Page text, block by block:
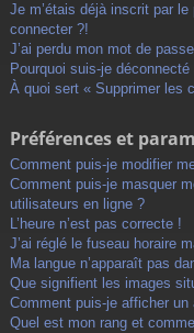
Je m’étais déjà inscrit par
connecter ?!
J’ai perdu mon mot de
Pourquoi suis-je
À quoi sert « Supprimer les
Préférences et
Comment puis-je modifier
Comment puis-je masquer
utilisateurs en ligne ?
L’heure n’est pas correcte !
J’ai réglé le fuseau horaire
Ma langue n’apparaît pas
Que signifient les images
Comment puis-je afficher un
Quel est mon rang et